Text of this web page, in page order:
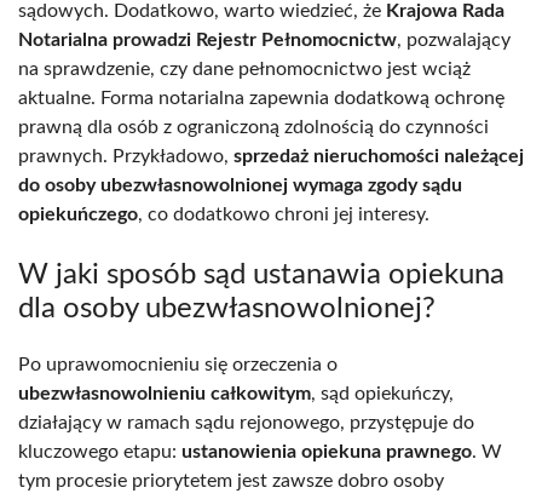
sądowych. Dodatkowo, warto wiedzieć, że Krajowa Rada
Notarialna prowadzi Rejestr Pełnomocnictw, pozwalający
na sprawdzenie, czy dane pełnomocnictwo jest wciąż
aktualne. Forma notarialna zapewnia dodatkową ochronę
prawną dla osób z ograniczoną zdolnością do czynności
prawnych. Przykładowo, sprzedaż nieruchomości należącej
do osoby ubezwłasnowolnionej wymaga zgody sądu
opiekuńczego, co dodatkowo chroni jej interesy.
W jaki sposób sąd ustanawia opiekuna
dla osoby ubezwłasnowolnionej?
Po uprawomocnieniu się orzeczenia o
ubezwłasnowolnieniu całkowitym, sąd opiekuńczy,
działający w ramach sądu rejonowego, przystępuje do
kluczowego etapu: ustanowienia opiekuna prawnego. W
tym procesie priorytetem jest zawsze dobro osoby